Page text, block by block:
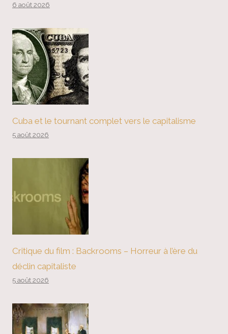
6 août 2026
Cuba et le tournant complet vers le capitalisme
5 août 2026
Critique du film : Backrooms – Horreur à l’ère du
déclin capitaliste
5 août 2026